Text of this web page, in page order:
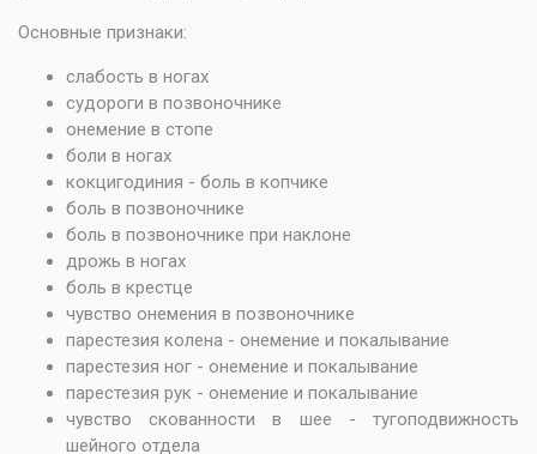
Основные признаки:
слабость в ногах
судороги в позвоночнике
онемение в стопе
боли в ногах
кокцигодиния - боль в копчике
боль в позвоночнике
боль в позвоночнике при наклоне
дрожь в ногах
боль в крестце
чувство онемения в позвоночнике
парестезия колена - онемение и покалывание
парестезия ног - онемение и покалывание
парестезия рук - онемение и покалывание
чувство скованности в шее - тугоподвижность
шейного отдела